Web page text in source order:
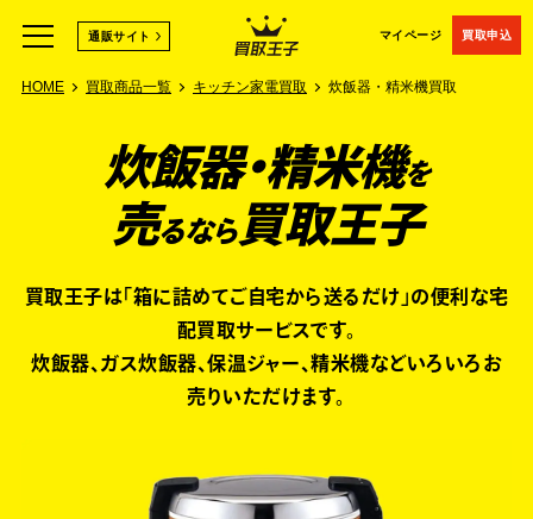
マイページ 買取申込
通販サイト
HOME 買取商品一覧 キッチン家電買取 炊飯器・精米機買取
炊飯器・精米機を
売るなら買取王子
買取王子は「箱に詰めてご自宅から送るだけ」の便利な宅
配買取サービスです。
炊飯器、ガス炊飯器、保温ジャー、精米機などいろいろお
売りいただけます。